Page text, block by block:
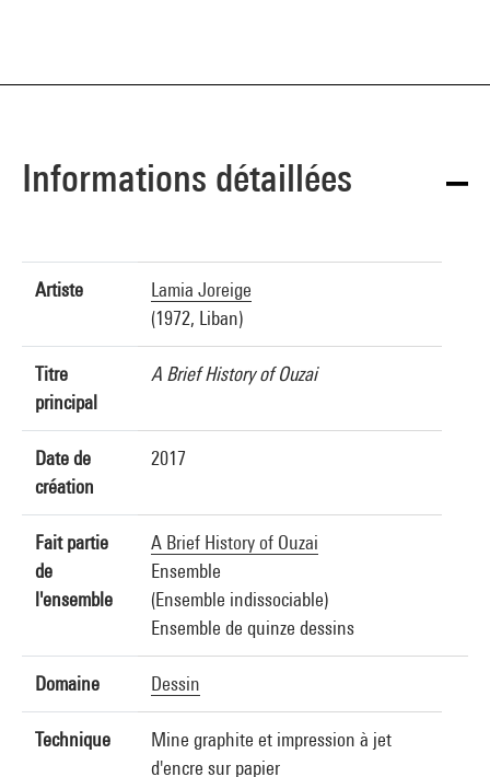
Informations détaillées
Artiste
Lamia Joreige
(1972, Liban)
Titre
principal
A Brief History of Ouzai
Date de
création
2017
Fait partie
de
l'ensemble
A Brief History of Ouzai
Ensemble
(Ensemble indissociable)
Ensemble de quinze dessins
Domaine Dessin
Technique
Mine graphite et impression à jet
d'encre sur papier